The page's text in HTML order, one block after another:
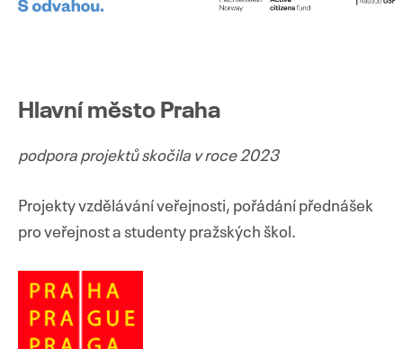
Hlavní město Praha
podpora projektů skočila v roce 2023
Projekty vzdělávání veřejnosti, pořádání přednášek
pro veřejnost a studenty pražských škol.